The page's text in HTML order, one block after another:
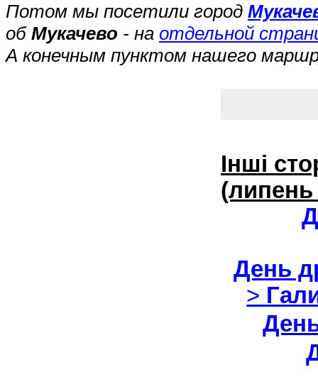
Потом мы посетили город
об Мукачево - на отдельной
А конечным пунктом нашего
Інші
(липень
День
>